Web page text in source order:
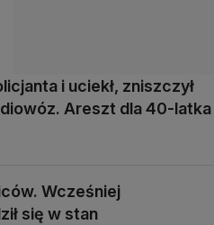
i uciekł, zniszczył
Areszt dla 40-latka
Wcześniej
się w stan